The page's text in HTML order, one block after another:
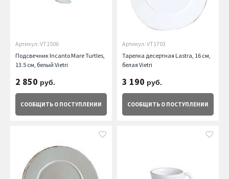
Артикул: VT1506
Подсвечник Incanto Mare Turtles,
13.5 см, белый Vietri
2 850 руб.
СООБЩИТЬ О ПОСТУПЛЕНИИ
Артикул: VT1703
Тарелка десертная Lastra, 16 см,
белая Vietri
3 190 руб.
СООБЩИТЬ О ПОСТУПЛЕНИИ